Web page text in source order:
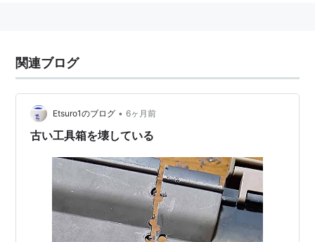
疲労除去として焼きなまし（鉄鋼材料なら150〜600℃
程の溶解温度の遥か下の低温で1時間ほど保持する）な
どが行われる。
関連ブログ
Etsuro1のブログ • 6ヶ月前
古い工具箱を壊している